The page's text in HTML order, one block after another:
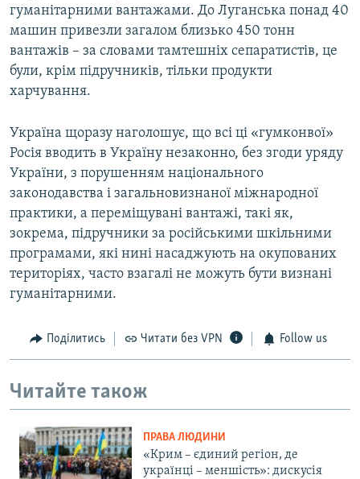
гуманітарними вантажами. До Луганська понад 40
машин привезли загалом близько 450 тонн
вантажів – за словами тамтешніх сепаратистів, це
були, крім підручників, тільки продукти
харчування.
Україна щоразу наголошує, що всі ці «гумконвої»
Росія вводить в Україну незаконно, без згоди уряду
України, з порушенням національного
законодавства і загальновизнаної міжнародної
практики, а переміщувані вантажі, такі як,
зокрема, підручники за російськими шкільними
програмами, які нині насаджують на окупованих
територіях, часто взагалі не можуть бути визнані
гуманітарними.
Поділитись Читати без VPN Follow us
Читайте також
ПРАВА ЛЮДИНИ
«Крим – єдиний регіон, де
українці – меншість»: дискусія